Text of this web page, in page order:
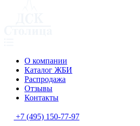
О компании
Каталог ЖБИ
Распродажа
Отзывы
Контакты
+7 (495) 150-77-97